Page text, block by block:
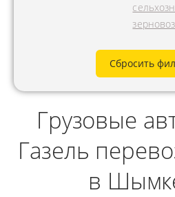
зерновоз
Сбросить
Грузовые
Газель
в